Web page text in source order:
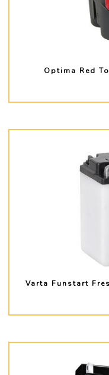
Optima Red
Varta Funstart